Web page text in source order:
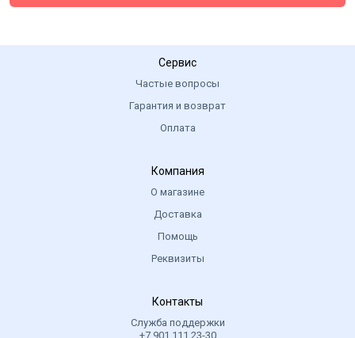
Сервис
Частые вопросы
Гарантия и возврат
Оплата
Компания
О магазине
Доставка
Помощь
Реквизиты
Контакты
Служба поддержки
+7 901 111 23-30